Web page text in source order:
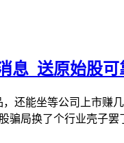
息_送原始股可
还能坐等公司上市赚
局换了个行业壳子